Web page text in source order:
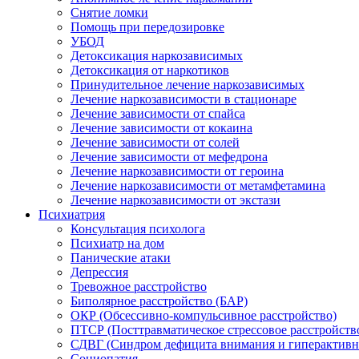
Снятие ломки
Помощь при передозировке
УБОД
Детоксикация наркозависимых
Детоксикация от наркотиков
Принудительное лечение наркозависимых
Лечение наркозависимости в стационаре
Лечение зависимости от спайса
Лечение зависимости от кокаина
Лечение зависимости от солей
Лечение зависимости от мефедрона
Лечение наркозависимости от героина
Лечение наркозависимости от метамфетамина
Лечение наркозависимости от экстази
Психиатрия
Консультация психолога
Психиатр на дом
Панические атаки
Депрессия
Тревожное расстройство
Биполярное расстройство (БАР)
ОКР (Обсессивно-компульсивное расстройство)
ПТСР (Посттравматическое стрессовое
СДВГ (Синдром дефицита внимания и